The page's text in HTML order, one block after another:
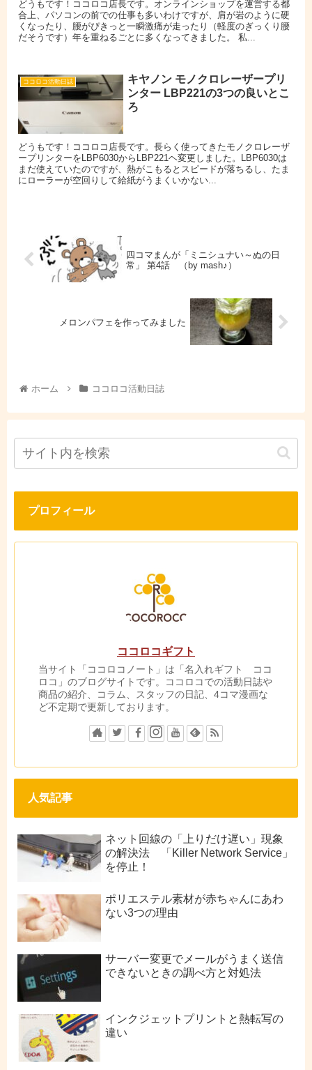
どうもです！ココロコ店長です。オンラインショップを運営する都
合上、パソコンの前での仕事も多いわけですが、肩が岩のように硬
くなったり、腰がぴきっと一瞬激痛が走ったり（軽度のぎっくり腰
だそうです）年を重ねるごとに多くなってきました。 私...
ココロコ活動日誌
キヤノン モノクロレーザープリ
ンター LBP221の3つの良いとこ
ろ
どうもです！ココロコ店長です。長らく使ってきたモノクロレーザ
ープリンターをLBP6030からLBP221ヘ変更しました。LBP6030は
まだ使えていたのですが、熱がこもるとスピードが落ちるし、たま
にローラーが空回りして給紙がうまくいかない...
四コマまんが「ミニシュナい～ぬの日
常」 第4話 （by mash♪）
メロンパフェを作ってみました
ホーム ココロコ活動日誌
プロフィール
ココロコギフト
当サイト「ココロコノート」は「名入れギフト ココ
ロコ」のブログサイトです。ココロコでの活動日誌や
商品の紹介、コラム、スタッフの日記、4コマ漫画な
ど不定期で更新しております。
人気記事
ネット回線の「上りだけ遅い」現象
の解決法 「Killer Network Service」
を停止！
ポリエステル素材が赤ちゃんにあわ
ない3つの理由
サーバー変更でメールがうまく送信
できないときの調べ方と対処法
インクジェットプリントと熱転写の
違い